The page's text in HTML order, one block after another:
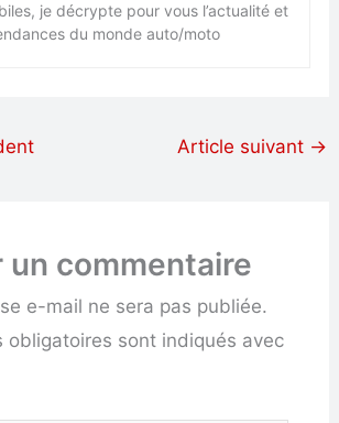
je décrypte pour vous l’actualité et
du monde auto/moto
Article suivant →
un commentaire
e-mail ne sera pas publiée.
obligatoires sont indiqués avec